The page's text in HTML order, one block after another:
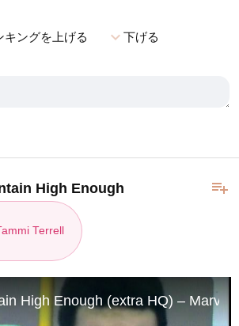
キングを上げる expand_more下げる
playlist_add
High Enough
Terrell
High Enough (extra HQ) – Marvin